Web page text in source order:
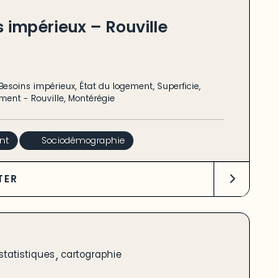
impérieux – Rouville
Besoins impérieux, État du logement, Superficie,
- Rouville, Montérégie
Sociodémographie
, cartographie